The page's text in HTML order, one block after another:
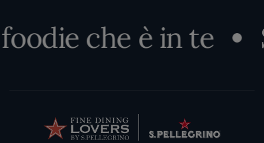
che è in te